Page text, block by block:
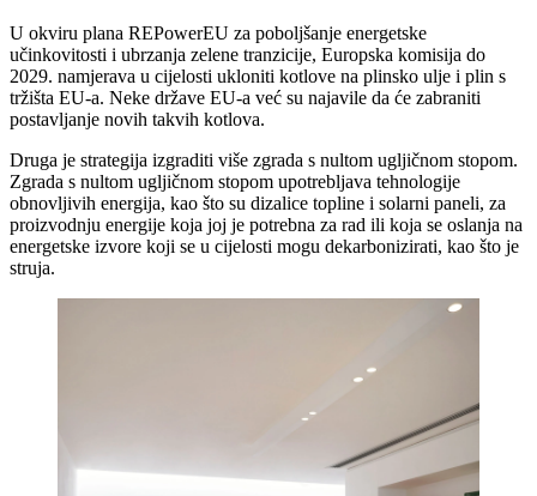
U okviru plana REPowerEU za poboljšanje energetske
učinkovitosti i ubrzanja zelene tranzicije, Europska komisija do
2029. namjerava u cijelosti ukloniti kotlove na plinsko ulje i plin s
tržišta EU-a. Neke države EU-a već su najavile da će zabraniti
postavljanje novih takvih kotlova.
Druga je strategija izgraditi više zgrada s nultom ugljičnom stopom.
Zgrada s nultom ugljičnom stopom upotrebljava tehnologije
obnovljivih energija, kao što su dizalice topline i solarni paneli, za
proizvodnju energije koja joj je potrebna za rad ili koja se oslanja na
energetske izvore koji se u cijelosti mogu dekarbonizirati, kao što je
struja.